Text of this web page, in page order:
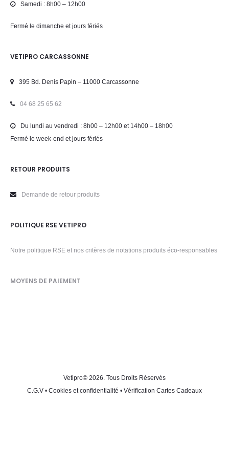
Samedi : 8h00 – 12h00
Fermé le dimanche et jours fériés
VETIPRO CARCASSONNE
395 Bd. Denis Papin – 11000 Carcassonne
04 68 25 65 62
Du lundi au vendredi : 8h00 – 12h00 et 14h00 – 18h00
Fermé le week-end et jours fériés
RETOUR PRODUITS
Demande de retour produits
POLITIQUE RSE VETIPRO
Notre politique RSE et nos critères de notations produits éco-responsables
MOYENS DE PAIEMENT
Vetipro© 2026. Tous Droits Réservés
C.G.V • Cookies et confidentialité • Vérification Cartes Cadeaux